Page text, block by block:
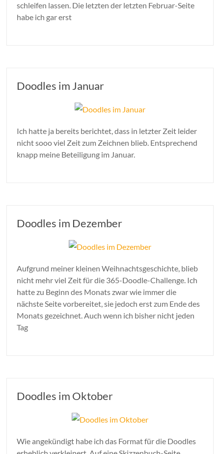
schleifen lassen. Die letzten der letzten Februar-Seite
habe ich gar erst
Doodles im Januar
Ich hatte ja bereits berichtet, dass in letzter Zeit leider
nicht sooo viel Zeit zum Zeichnen blieb. Entsprechend
knapp meine Beteiligung im Januar.
Doodles im Dezember
Aufgrund meiner kleinen Weihnachtsgeschichte, blieb
nicht mehr viel Zeit für die 365-Doodle-Challenge. Ich
hatte zu Beginn des Monats zwar wie immer die
nächste Seite vorbereitet, sie jedoch erst zum Ende des
Monats gezeichnet. Auch wenn ich bisher nicht jeden
Tag
Doodles im Oktober
Wie angekündigt habe ich das Format für die Doodles